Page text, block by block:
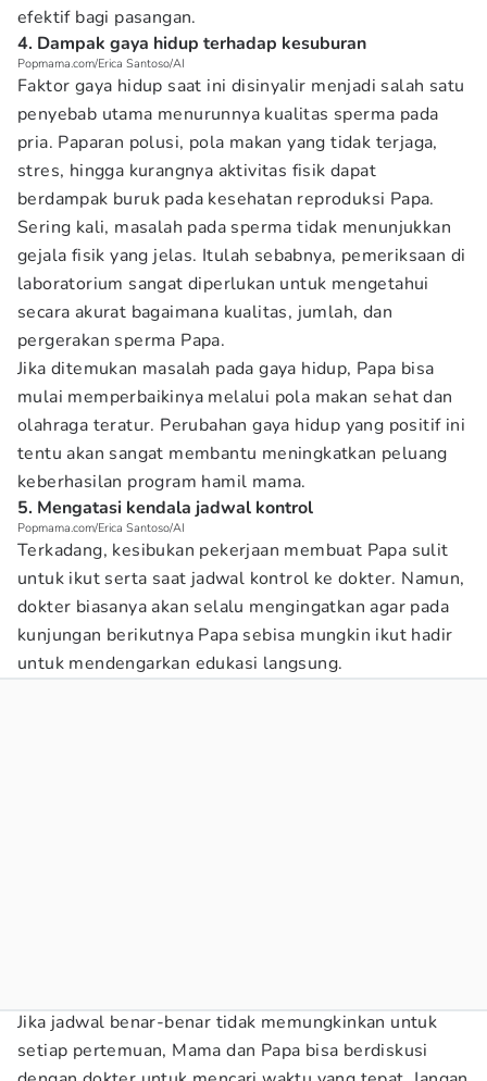
efektif bagi pasangan.
4. Dampak gaya hidup terhadap kesuburan
Popmama.com/Erica Santoso/AI
Faktor gaya hidup saat ini disinyalir menjadi salah satu
penyebab utama menurunnya kualitas sperma pada
pria. Paparan polusi, pola makan yang tidak terjaga,
stres, hingga kurangnya aktivitas fisik dapat
berdampak buruk pada kesehatan reproduksi Papa.
Sering kali, masalah pada sperma tidak menunjukkan
gejala fisik yang jelas. Itulah sebabnya, pemeriksaan di
laboratorium sangat diperlukan untuk mengetahui
secara akurat bagaimana kualitas, jumlah, dan
pergerakan sperma Papa.
Jika ditemukan masalah pada gaya hidup, Papa bisa
mulai memperbaikinya melalui pola makan sehat dan
olahraga teratur. Perubahan gaya hidup yang positif ini
tentu akan sangat membantu meningkatkan peluang
keberhasilan program hamil mama.
5. Mengatasi kendala jadwal kontrol
Popmama.com/Erica Santoso/AI
Terkadang, kesibukan pekerjaan membuat Papa sulit
untuk ikut serta saat jadwal kontrol ke dokter. Namun,
dokter biasanya akan selalu mengingatkan agar pada
kunjungan berikutnya Papa sebisa mungkin ikut hadir
untuk mendengarkan edukasi langsung.
Jika jadwal benar-benar tidak memungkinkan untuk
setiap pertemuan, Mama dan Papa bisa berdiskusi